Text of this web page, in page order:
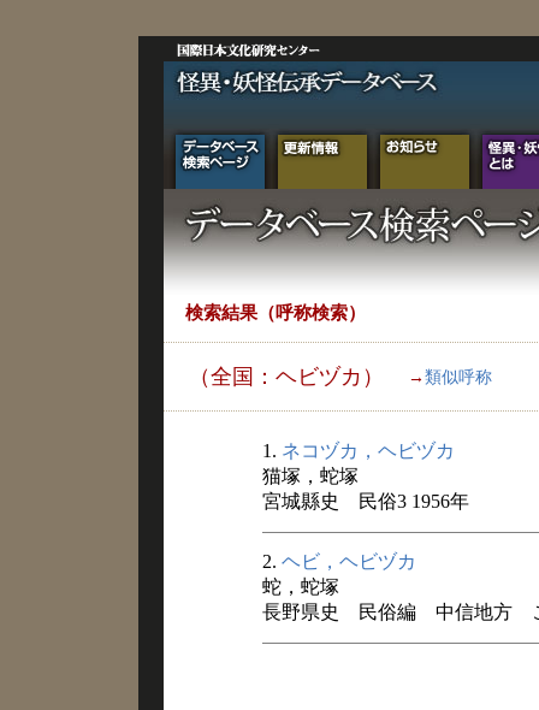
検索結果（呼称検索）
（全国：ヘビヅカ） → 類似呼称
1. ネコヅカ，ヘビヅカ
猫塚，蛇塚
宮城縣史 民俗3 1956年
2. ヘビ，ヘビヅカ
蛇，蛇塚
長野県史 民俗編 中信地方 こ